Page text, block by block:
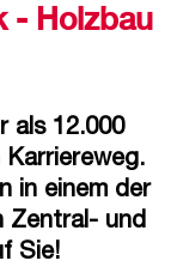
- Holzbau
als 12.000
Karriereweg.
in einem der
Zentral- und
Sie!